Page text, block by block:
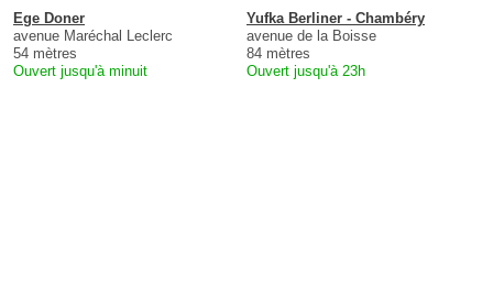
Ege Doner
avenue Maréchal Leclerc
54 mètres
Ouvert jusqu'à minuit
Yufka Berliner - Chambéry
avenue de la Boisse
84 mètres
Ouvert jusqu'à 23h